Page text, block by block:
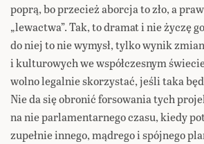
poprą, bo przecież aborcja to zło, a
„lewactwa”. Tak, to dramat i nie życzę
do niej to nie wymysł, tylko wynik
i kulturowych we współczesnym
wolno legalnie skorzystać, jeśli taka
Nie da się obronić forsowania tych
na nie parlamentarnego czasu, kiedy
zupełnie innego, mądrego i spójnego